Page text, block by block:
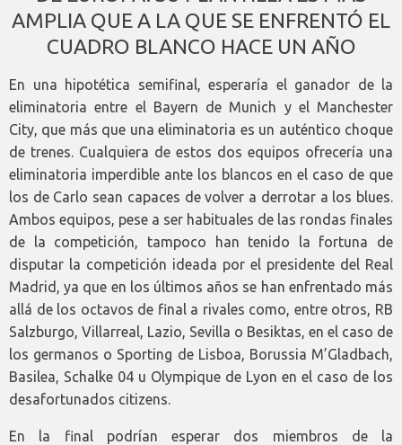
AMPLIA QUE A LA QUE SE ENFRENTÓ EL
CUADRO BLANCO HACE UN AÑO
En una hipotética semifinal, esperaría el ganador de la
eliminatoria entre el Bayern de Munich y el Manchester
City, que más que una eliminatoria es un auténtico choque
de trenes. Cualquiera de estos dos equipos ofrecería una
eliminatoria imperdible ante los blancos en el caso de que
los de Carlo sean capaces de volver a derrotar a los blues.
Ambos equipos, pese a ser habituales de las rondas finales
de la competición, tampoco han tenido la fortuna de
disputar la competición ideada por el presidente del Real
Madrid, ya que en los últimos años se han enfrentado más
allá de los octavos de final a rivales como, entre otros, RB
Salzburgo, Villarreal, Lazio, Sevilla o Besiktas, en el caso de
los germanos o Sporting de Lisboa, Borussia M’Gladbach,
Basilea, Schalke 04 u Olympique de Lyon en el caso de los
desafortunados citizens.
En la final podrían esperar dos miembros de la